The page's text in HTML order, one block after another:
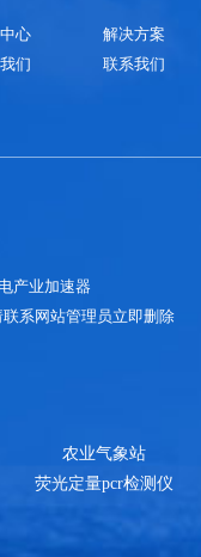
，罐区
心
解决方案
们
联系我们
产业加速器
系网站管理员立即删除
农业气象站
荧光定量pcr检测仪